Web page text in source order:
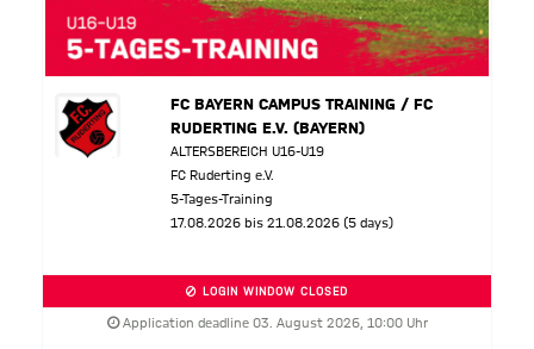
FC BAYERN CAMPUS TRAINING / FC
RUDERTING E.V. (BAYERN)
ALTERSBEREICH U16-U19
FC Ruderting e.V.
5-Tages-Training
17.08.2026 bis 21.08.2026 (5 days)
LOGIN WINDOW CLOSED
Application deadline 03. August 2026, 10:00 Uhr